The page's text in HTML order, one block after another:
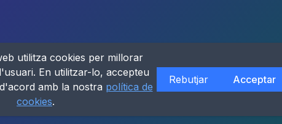
utilitza cookies per millorar
En utilitzar-lo, accepteu
amb la nostra política de
cookies.
Rebutjar Acceptar